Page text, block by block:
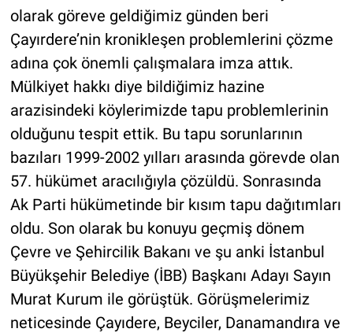
olarak göreve geldiğimiz günden beri
Çayırdere’nin kronikleşen problemlerini çözme
adına çok önemli çalışmalara imza attık.
Mülkiyet hakkı diye bildiğimiz hazine
arazisindeki köylerimizde tapu problemlerinin
olduğunu tespit ettik. Bu tapu sorunlarının
bazıları 1999-2002 yılları arasında görevde olan
57. hükümet aracılığıyla çözüldü. Sonrasında
Ak Parti hükümetinde bir kısım tapu dağıtımları
oldu. Son olarak bu konuyu geçmiş dönem
Çevre ve Şehircilik Bakanı ve şu anki İstanbul
Büyükşehir Belediye (İBB) Başkanı Adayı Sayın
Murat Kurum ile görüştük. Görüşmelerimiz
neticesinde Çayıdere, Beyciler, Danamandıra ve